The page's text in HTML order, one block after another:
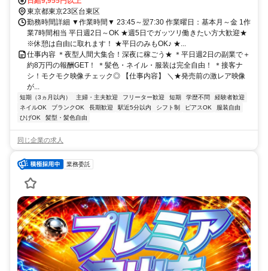
東京都東京23区台東区
勤務時間詳細 ▼作業時間▼ 23:45～翌7:30 作業曜日：基本月～金 1作
業7時間相当 平日週2日～OK ★週5日でガッツリ働きたい方大歓迎★
※休憩は自由に取れます！ ★平日のみもOK♪ ★...
仕事内容 ＊夜型人間大集合！深夜に稼ごう★ ＊平日週2日の副業で＋
約8万円の報酬GET！ ＊髪色・ネイル・服装は完全自由！ ＊接客ナ
シ！モクモク映像チェック◎ 【仕事内容】 ＼★発売前の激レア映像
が...
短期（3ヵ月以内） 主婦・主夫歓迎 フリーター歓迎 短期 学歴不問
経験者歓迎
ネイルOK
ブランクOK 長期歓迎 駅近5分以内 シフト制 ピアスOK
服装自由
ひげOK
髪型・髪色自由
同じ企業の求人
業務委託